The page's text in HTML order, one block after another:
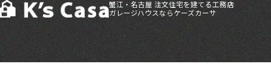
蟹江・名古屋 注文住宅を建てる工務店
ガレージハウスならケーズカーサ
HOME > ブログ 研修会 > TOTO・LIXIL・Panasonicショールーム研修